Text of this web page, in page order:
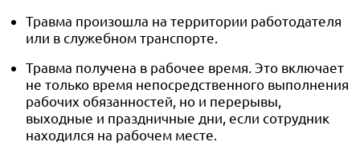
Травма произошла на территории работодателя
или в служебном транспорте.
Травма получена в рабочее время. Это включает
не только время непосредственного выполнения
рабочих обязанностей, но и перерывы,
выходные и праздничные дни, если сотрудник
находился на рабочем месте.